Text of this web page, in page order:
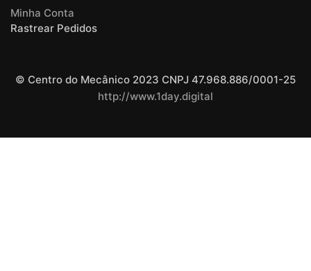
Minha Conta
Rastrear Pedidos
© Centro do Mecânico 2023 CNPJ 47.968.886/0001-25
http://www.1day.digital